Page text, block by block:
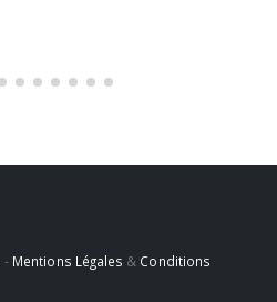
- Mentions Légales & Conditions